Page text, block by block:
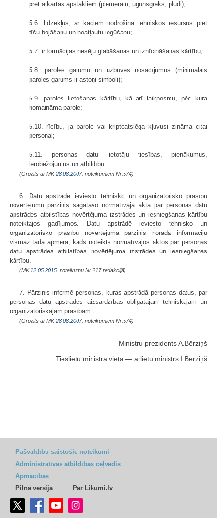
pret ārkārtas apstākļiem (piemēram, ugunsgrēks, plūdi);
5.6. līdzekļus, ar kādiem nodrošina tehniskos resursus pret
tīšu bojāšanu un neatļautu iegūšanu;
5.7. informācijas nesēju glabāšanas un iznīcināšanas kārtību;
5.8. paroles garumu un uzbūves nosacījumus (minimālais
paroles garums ir astoņi simboli);
5.9. paroles lietošanas kārtību, kā arī laikposmu, pēc kura
nomaināma parole;
5.10. rīcību, ja parole vai kriptoatslēga kļuvusi zināma citai
personai;
5.11. personas datu lietotāju tiesības, pienākumus,
ierobežojumus un atbildību.
(Grozīts ar MK28.08.2007. noteikumiem Nr.574)
6. Datu apstrādē ieviesto tehnisko un organizatorisko prasību
novērtējumu pārzinis sagatavo normatīvajā aktā par personas datu
apstrādes atbilstības novērtējuma izstrādes un iesniegšanas kārtību
noteiktajos gadījumos. Datu apstrādē ieviesto tehnisko un
organizatorisko prasību novērtējumā pārzinis norāda informāciju
vismaz tādā apmērā, kāds noteikts normatīvajos aktos par personas
datu apstrādes atbilstības novērtējuma izstrādes un iesniegšanas
kārtību.
(MK 12.05.2015. noteikumu Nr.217 redakcijā)
7. Pārzinis informē personas, kuras apstrādā personas datus, par
personas datu apstrādes aizsardzības obligātajām tehniskajām un
organizatoriskajām prasībām.
(Grozīts ar MK28.08.2007. noteikumiem Nr.574)
Ministru prezidents A.Bērziņš
Tieslietu ministra vietā — ārlietu ministrs I.Bērziņš
Pašvaldību saistošie noteikumi
Administratīvās atbildības ceļvedis
Apmācības
Pilnā versija
Par Likumi.lv